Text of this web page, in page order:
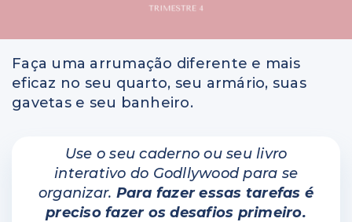
Faça uma arrumação diferente e mais
eficaz no seu quarto, seu armário, suas
gavetas e seu banheiro.
Use o seu caderno ou seu livro
interativo do Godllywood para se
organizar. Para fazer essas tarefas é
preciso fazer os desafios primeiro.